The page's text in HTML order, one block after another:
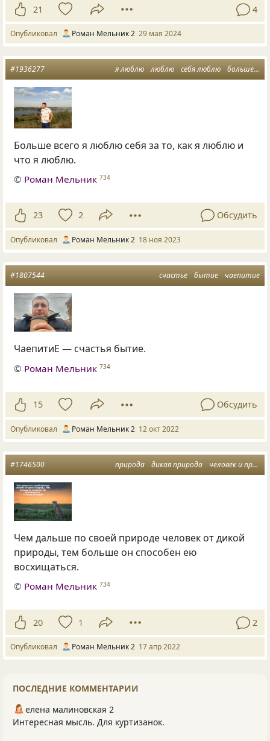
21 4
Опубликовал Роман Мельник 2 29 мая 2024
я люблю люблю себя люблю больше всего
#1936277
Больше всего я люблю себя за то, как я люблю и
что я люблю.
© Роман Мельник 734
23 2 Обсудить
Опубликовал Роман Мельник 2 18 ноя 2023
счастье бытие чаепитие
#1807544
ЧаепитиЕ — счастья бытие.
© Роман Мельник 734
15 Обсудить
Опубликовал Роман Мельник 2 12 окт 2022
природа дикая природа человек и природа
#1746500
Чем дальше по своей природе человек от дикой
природы, тем больше он способен ею
восхищаться.
© Роман Мельник 734
20 1 2
Опубликовал Роман Мельник 2 17 апр 2022
ПОСЛЕДНИЕ КОММЕНТАРИИ
елена малиновская 2
Интересная мысль. Для куртизанок.